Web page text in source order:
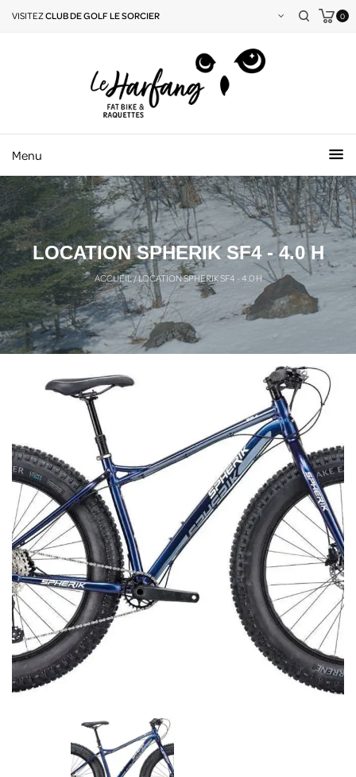
VISITEZCLUB DE GOLF LE SORCIER 0
Menu
LOCATION SPHERIK SF4 - 4.0 H
ACCUEIL/LOCATION SPHERIK SF4 - 4.0 H